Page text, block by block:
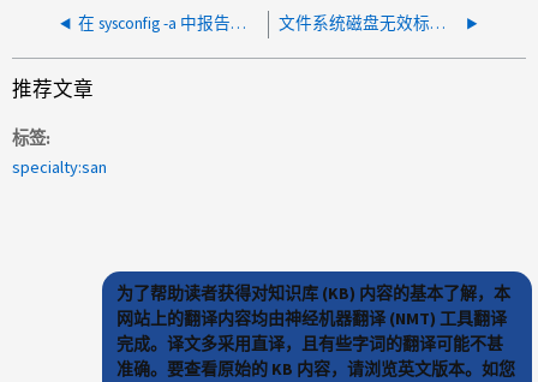
在 sysconfig -a 中报告脱机的 FC 端口 文件系统磁盘无效标签 - AutoSupport 消息
推荐文章
标签
specialty:san
为了帮助读者获得对知识库 (KB) 内容的基本了解，本
网站上的翻译内容均由神经机器翻译 (NMT) 工具翻译
完成。译文多采用直译，且有些字词的翻译可能不甚
准确。要查看原始的 KB 内容，请浏览英文版本。如您